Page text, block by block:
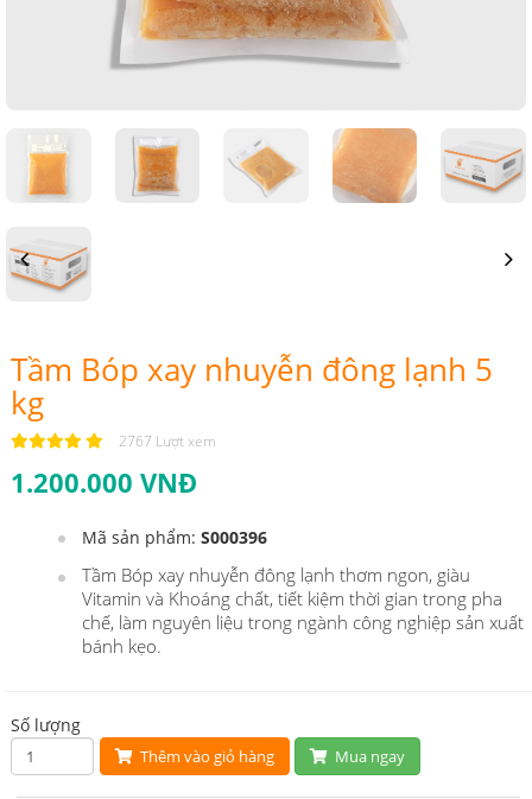
Previous
Tầm Bóp xay nhuyễn đông lạnh 5
kg
2767 Lượt xem
1.200.000 VNĐ
Mã sản phẩm: S000396
Tầm Bóp xay nhuyễn đông lạnh thơm ngon, giàu
Vitamin và Khoáng chất, tiết kiệm thời gian trong pha
chế, làm nguyên liệu trong ngành công nghiệp sản xuất
bánh kẹo.
Số lượng
Thêm vào giỏ hàng Mua ngay